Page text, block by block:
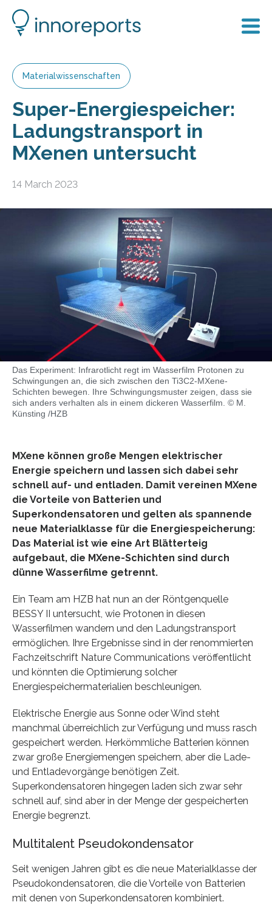
Materialwissenschaften
Super-Energiespeicher:
Ladungstransport in
MXenen untersucht
14 March 2023
Das Experiment: Infrarotlicht regt im Wasserfilm Protonen zu
Schwingungen an, die sich zwischen den Ti3C2-MXene-
Schichten bewegen. Ihre Schwingungsmuster zeigen, dass sie
sich anders verhalten als in einem dickeren Wasserfilm. © M.
Künsting /HZB
MXene können große Mengen elektrischer
Energie speichern und lassen sich dabei sehr
schnell auf- und entladen. Damit vereinen MXene
die Vorteile von Batterien und
Superkondensatoren und gelten als spannende
neue Materialklasse für die Energiespeicherung:
Das Material ist wie eine Art Blätterteig
aufgebaut, die MXene-Schichten sind durch
dünne Wasserfilme getrennt.
Ein Team am HZB hat nun an der Röntgenquelle
BESSY II untersucht, wie Protonen in diesen
Wasserfilmen wandern und den Ladungstransport
ermöglichen. Ihre Ergebnisse sind in der renommierten
Fachzeitschrift Nature Communications veröffentlicht
und könnten die Optimierung solcher
Energiespeichermaterialien beschleunigen.
Elektrische Energie aus Sonne oder Wind steht
manchmal überreichlich zur Verfügung und muss rasch
gespeichert werden. Herkömmliche Batterien können
zwar große Energiemengen speichern, aber die Lade-
und Entladevorgänge benötigen Zeit.
Superkondensatoren hingegen laden sich zwar sehr
schnell auf, sind aber in der Menge der gespeicherten
Energie begrenzt.
Multitalent Pseudokondensator
Seit wenigen Jahren gibt es die neue Materialklasse der
Pseudokondensatoren, die die Vorteile von Batterien
mit denen von Superkondensatoren kombiniert.